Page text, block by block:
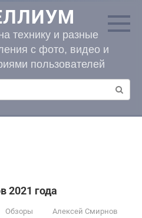
технику и разные
с фото, видео и
пользователей
2021 года
Обзоры Алексей Смирнов